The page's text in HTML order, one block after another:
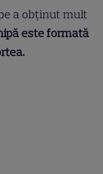
a obținut mult
este formată